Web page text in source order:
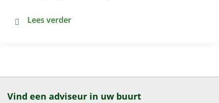
Winterbanden: zijn ze wel of niet verplicht?
Lees verder
Vind een adviseur in uw buurt